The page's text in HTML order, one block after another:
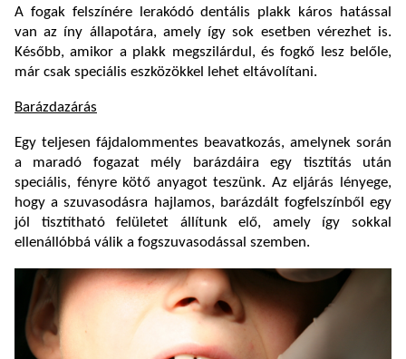
A fogak felszínére lerakódó dentális plakk káros hatással
van az íny állapotára, amely így sok esetben vérezhet is.
Később, amikor a plakk megszilárdul, és fogkő lesz belőle,
már csak speciális eszközökkel lehet eltávolítani.
Barázdazárás
Egy teljesen fájdalommentes beavatkozás, amelynek során
a maradó fogazat mély barázdáira egy tisztítás után
speciális, fényre kötő anyagot teszünk. Az eljárás lényege,
hogy a szuvasodásra hajlamos, barázdált fogfelszínből egy
jól tisztítható felületet állítunk elő, amely így sokkal
ellenállóbbá válik a fogszuvasodással szemben.